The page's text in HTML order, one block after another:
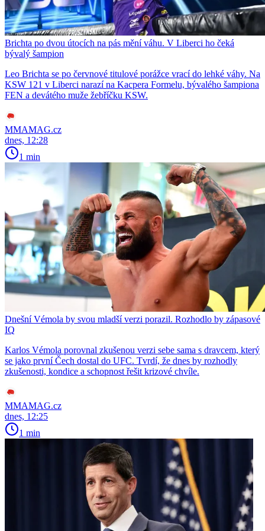
Brichta po dvou útocích na pás mění váhu. V Liberci ho čeká
bývalý šampion
Leo Brichta se po červnové titulové porážce vrací do lehké váhy. Na
KSW 121 v Liberci narazí na Kacpera Formelu, bývalého šampiona
FEN a devátého muže žebříčku KSW.
MMAMAG.cz
dnes, 12:28
1 min
Dnešní Vémola by svou mladší verzi porazil. Rozhodlo by zápasové
IQ
Karlos Vémola porovnal zkušenou verzi sebe sama s dravcem, který
se jako první Čech dostal do UFC. Tvrdí, že dnes by rozhodly
zkušenosti, kondice a schopnost řešit krizové chvíle.
MMAMAG.cz
dnes, 12:25
1 min